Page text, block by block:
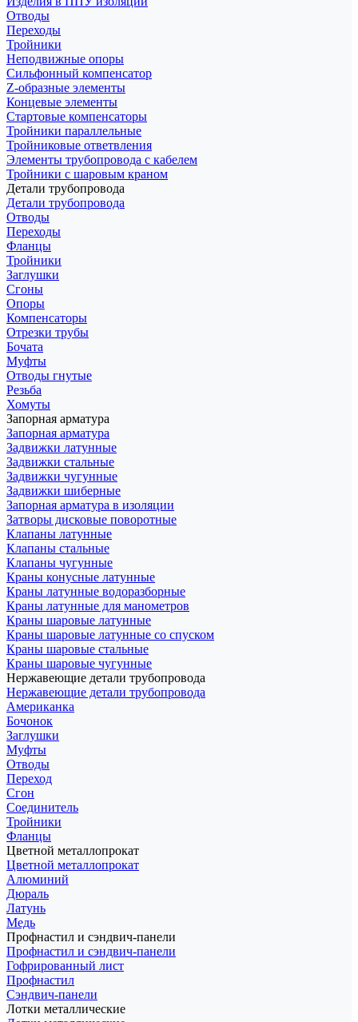
Отводы
Переходы
Тройники
Неподвижные опоры
Cильфонный компенсатор
Z-образные элементы
Концевые элементы
Стартовые компенсаторы
Тройники параллельные
Тройниковые ответвления
Элементы трубопровода с кабелем
Тройники с шаровым краном
Детали трубопровода
Детали трубопровода
Отводы
Переходы
Фланцы
Тройники
Заглушки
Сгоны
Опоры
Компенсаторы
Отрезки трубы
Бочата
Муфты
Отводы гнутые
Резьба
Хомуты
Запорная арматура
Запорная арматура
Задвижки латунные
Задвижки стальные
Задвижки чугунные
Задвижки шиберные
Запорная арматура в изоляции
Затворы дисковые поворотные
Клапаны латунные
Клапаны стальные
Клапаны чугунные
Краны конусные латунные
Краны латунные водоразборные
Краны латунные для манометров
Краны шаровые латунные
Краны шаровые латунные со спуском
Краны шаровые стальные
Краны шаровые чугунные
Нержавеющие детали трубопровода
Нержавеющие детали трубопровода
Американка
Бочонок
Заглушки
Муфты
Отводы
Переход
Сгон
Соединитель
Тройники
Фланцы
Цветной металлопрокат
Цветной металлопрокат
Алюминий
Дюраль
Латунь
Медь
Профнастил и сэндвич-панели
Профнастил и сэндвич-панели
Гофрированный лист
Профнастил
Сэндвич-панели
Лотки металлические